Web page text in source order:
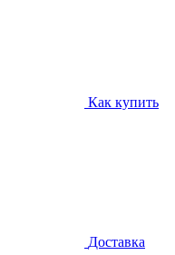
Как купить
Доставка